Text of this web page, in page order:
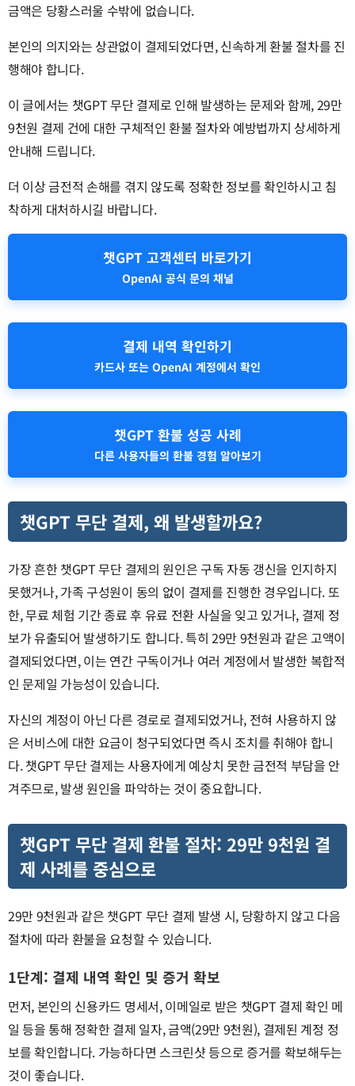
금액은 당황스러울 수밖에 없습니다.
본인의 의지와는 상관없이 결제되었다면, 신속하게 환불 절차를 진
행해야 합니다.
이 글에서는 챗GPT 무단 결제로 인해 발생하는 문제와 함께, 29만
9천원 결제 건에 대한 구체적인 환불 절차와 예방법까지 상세하게
안내해 드립니다.
더 이상 금전적 손해를 겪지 않도록 정확한 정보를 확인하시고 침
착하게 대처하시길 바랍니다.
챗GPT 고객센터 바로가기
OpenAI 공식 문의 채널
결제 내역 확인하기
카드사 또는 OpenAI 계정에서 확인
챗GPT 환불 성공 사례
다른 사용자들의 환불 경험 알아보기
챗GPT 무단 결제, 왜 발생할까요?
가장 흔한 챗GPT 무단 결제의 원인은 구독 자동 갱신을 인지하지
못했거나, 가족 구성원이 동의 없이 결제를 진행한 경우입니다. 또
한, 무료 체험 기간 종료 후 유료 전환 사실을 잊고 있거나, 결제 정
보가 유출되어 발생하기도 합니다. 특히 29만 9천원과 같은 고액이
결제되었다면, 이는 연간 구독이거나 여러 계정에서 발생한 복합적
인 문제일 가능성이 있습니다.
자신의 계정이 아닌 다른 경로로 결제되었거나, 전혀 사용하지 않
은 서비스에 대한 요금이 청구되었다면 즉시 조치를 취해야 합니
다. 챗GPT 무단 결제는 사용자에게 예상치 못한 금전적 부담을 안
겨주므로, 발생 원인을 파악하는 것이 중요합니다.
챗GPT 무단 결제 환불 절차: 29만 9천원 결
제 사례를 중심으로
29만 9천원과 같은 챗GPT 무단 결제 발생 시, 당황하지 않고 다음
절차에 따라 환불을 요청할 수 있습니다.
1단계: 결제 내역 확인 및 증거 확보
먼저, 본인의 신용카드 명세서, 이메일로 받은 챗GPT 결제 확인 메
일 등을 통해 정확한 결제 일자, 금액(29만 9천원), 결제된 계정 정
보를 확인합니다. 가능하다면 스크린샷 등으로 증거를 확보해두는
것이 좋습니다.